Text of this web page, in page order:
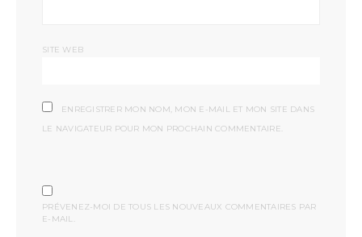
SITE WEB
ENREGISTRER MON NOM, MON E-MAIL ET MON SITE DANS
LE NAVIGATEUR POUR MON PROCHAIN COMMENTAIRE.
PRÉVENEZ-MOI DE TOUS LES NOUVEAUX COMMENTAIRES PAR
E-MAIL.